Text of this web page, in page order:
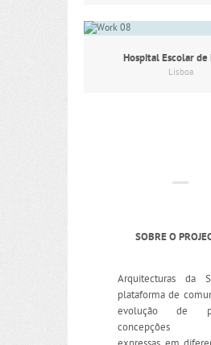
Hospital Escolar de
Lisboa
SOBRE O
Arquitecturas da
plataforma de
evolução de
concepções